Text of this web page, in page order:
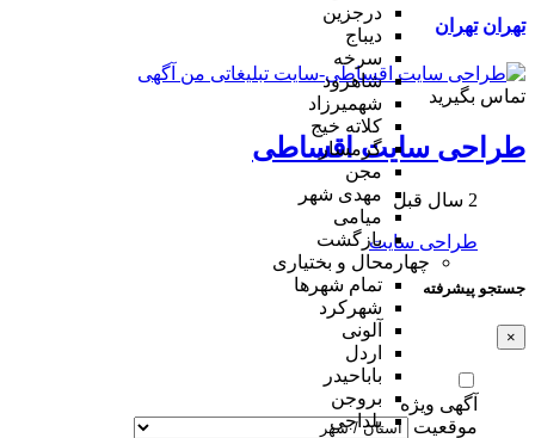
درجزین
دیباج
سرخه
شاهرود
شهمیرزاد
کلاته خیج
گرمسار
مجن
مهدی شهر
میامی
بازگشت
چهارمحال و بختیاری
تمام شهر‌ها
شهرکرد
آلونی
اردل
باباحیدر
بروجن
بلداجی
تهران تهران
تماس بگیرید
طراحی سایت اقساطی
2 سال قبل
طراحی سایت
جستجو پیشرفته
×
آگهی ویژه
موقعیت